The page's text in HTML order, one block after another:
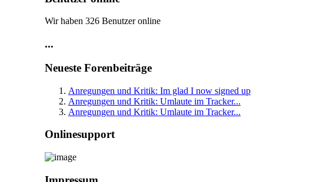
Wir haben 326 Benutzer online
...
Neueste Forenbeiträge
Anregungen und Kritik: Im glad I now signed up
Anregungen und Kritik: Umlaute im Tracker...
Anregungen und Kritik: Umlaute im Tracker...
Onlinesupport